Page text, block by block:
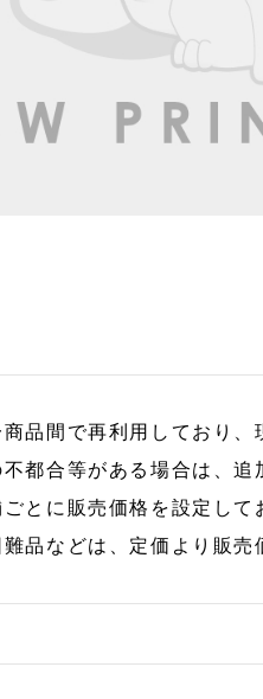
商品間で再利用しており、
不都合等がある場合は、
ごとに販売価格を設定し
難品などは、定価より販